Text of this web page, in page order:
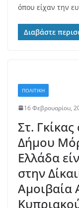
όπου είχαν την
Διαβάστε
ΠΟΛΙΤΙΚΗ
16 Φεβρουαρίου,
Στ.
Δήμου
Ελλάδα
στην
Αμοιβαία